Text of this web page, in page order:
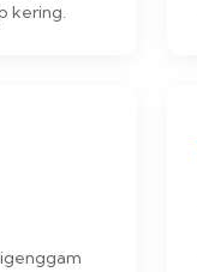
kering.